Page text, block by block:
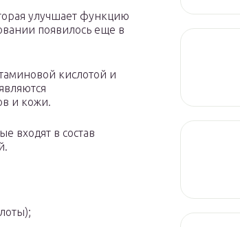
улучшает функцию
появилось еще в
кислотой и
и кожи.
входят в состав